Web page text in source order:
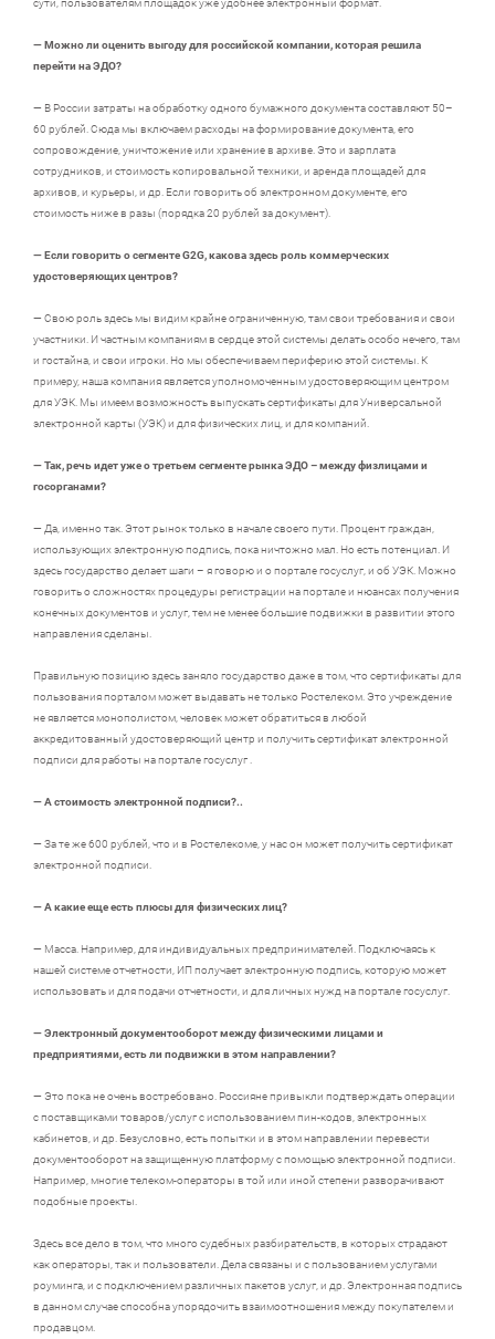
сути, пользователям площадок уже удобнее электронный формат.
— Можно ли оценить выгоду для российской компании, которая решила
перейти на ЭДО?
— В России затраты на обработку одного бумажного документа составляют 50–
60 рублей. Сюда мы включаем расходы на формирование документа, его
сопровождение, уничтожение или хранение в архиве. Это и зарплата
сотрудников, и стоимость копировальной техники, и аренда площадей для
архивов, и курьеры, и др. Если говорить об электронном документе, его
стоимость ниже в разы (порядка 20 рублей за документ).
— Если говорить о сегменте G2G, какова здесь роль коммерческих
удостоверяющих центров?
— Свою роль здесь мы видим крайне ограниченную, там свои требования и свои
участники. И частным компаниям в сердце этой системы делать особо нечего, там
и гостайна, и свои игроки. Но мы обеспечиваем периферию этой системы. К
примеру, наша компания является уполномоченным удостоверяющим центром
для УЭК. Мы имеем возможность выпускать сертификаты для Универсальной
электронной карты (УЭК) и для физических лиц, и для компаний.
— Так, речь идет уже о третьем сегменте рынка ЭДО – между физлицами и
госорганами?
— Да, именно так. Этот рынок только в начале своего пути. Процент граждан,
использующих электронную подпись, пока ничтожно мал. Но есть потенциал. И
здесь государство делает шаги – я говорю и о портале госуслуг, и об УЭК. Можно
говорить о сложностях процедуры регистрации на портале и нюансах получения
конечных документов и услуг, тем не менее большие подвижки в развитии этого
направления сделаны.
Правильную позицию здесь заняло государство даже в том, что сертификаты для
пользования порталом может выдавать не только Ростелеком. Это учреждение
не является монополистом, человек может обратиться в любой
аккредитованный удостоверяющий центр и получить сертификат электронной
подписи для работы на портале госуслуг .
— А стоимость электронной подписи?..
— За те же 600 рублей, что и в Ростелекоме, у нас он может получить сертификат
электронной подписи.
— А какие еще есть плюсы для физических лиц?
— Масса. Например, для индивидуальных предпринимателей. Подключаясь к
нашей системе отчетности, ИП получает электронную подпись, которую может
использовать и для подачи отчетности, и для личных нужд на портале госуслуг.
— Электронный документооборот между физическими лицами и
предприятиями, есть ли подвижки в этом направлении?
— Это пока не очень востребовано. Россияне привыкли подтверждать операции
с поставщиками товаров/услуг с использованием пин-кодов, электронных
кабинетов, и др. Безусловно, есть попытки и в этом направлении перевести
документооборот на защищенную платформу с помощью электронной подписи.
Например, многие телеком-операторы в той или иной степени разворачивают
подобные проекты.
Здесь все дело в том, что много судебных разбирательств, в которых страдают
как операторы, так и пользователи. Дела связаны и с пользованием услугами
роуминга, и с подключением различных пакетов услуг, и др. Электронная подпись
в данном случае способна упорядочить взаимоотношения между покупателем и
продавцом.